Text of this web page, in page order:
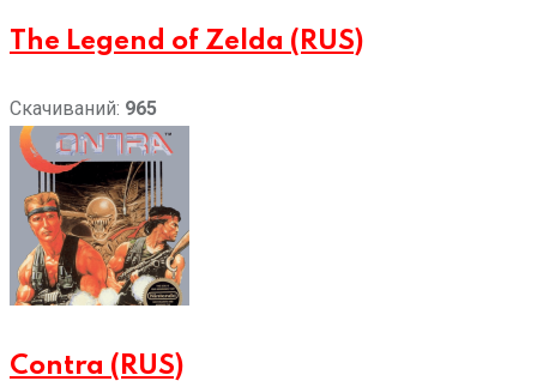
The Legend of Zelda (RUS)
Скачиваний: 965
Contra (RUS)